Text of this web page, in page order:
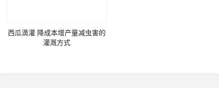
西瓜滴灌 降成本增产量减虫害的
灌溉方式